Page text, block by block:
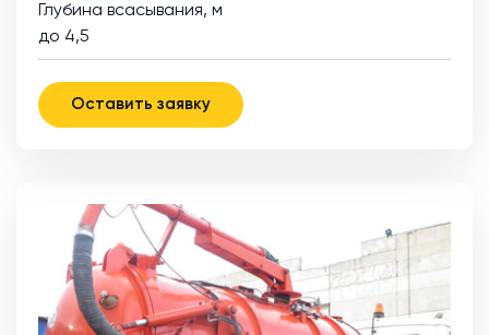
Глубина всасывания, м
до 4,5
Оставить заявку